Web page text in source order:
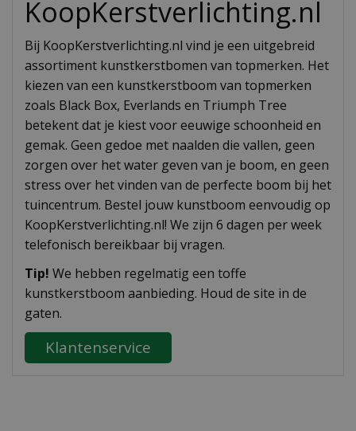
KoopKerstverlichting.nl
Bij KoopKerstverlichting.nl vind je een uitgebreid
assortiment kunstkerstbomen van topmerken. Het
kiezen van een kunstkerstboom van topmerken
zoals Black Box, Everlands en Triumph Tree
betekent dat je kiest voor eeuwige schoonheid en
gemak. Geen gedoe met naalden die vallen, geen
zorgen over het water geven van je boom, en geen
stress over het vinden van de perfecte boom bij het
tuincentrum. Bestel jouw kunstboom eenvoudig op
KoopKerstverlichting.nl! We zijn 6 dagen per week
telefonisch bereikbaar bij vragen.
Tip! We hebben regelmatig een toffe
kunstkerstboom aanbieding. Houd de site in de
gaten.
Klantenservice